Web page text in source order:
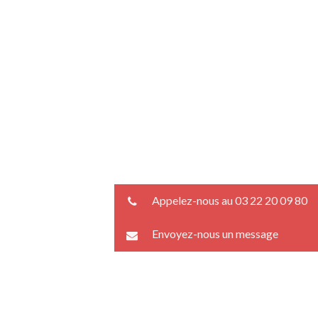
Appelez-nous au 03 22 20 09 80
Envoyez-nous un message